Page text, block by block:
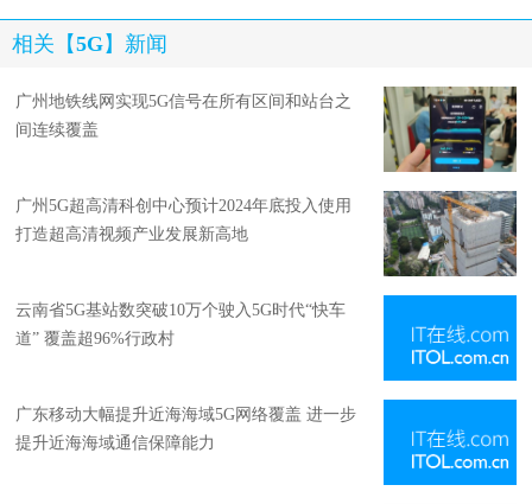
相关【5G】新闻
广州地铁线网实现5G信号在所有区间和站台之
间连续覆盖
广州5G超高清科创中心预计2024年底投入使用
打造超高清视频产业发展新高地
云南省5G基站数突破10万个驶入5G时代“快车
道” 覆盖超96%行政村
广东移动大幅提升近海海域5G网络覆盖 进一步
提升近海海域通信保障能力